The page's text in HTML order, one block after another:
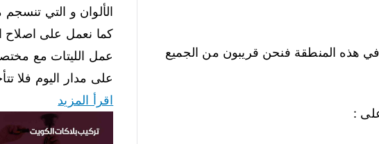
هذه المنطقة فنحن قريبون من الجميع
:
الألوان و التي
كما نعمل على اصلاح
عمل الليتات مع
على مدار اليوم فلا
اقرأ المزيد